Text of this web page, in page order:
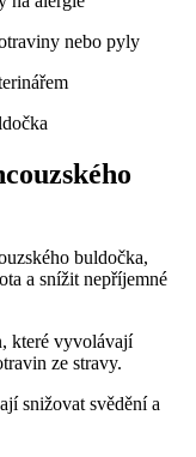
nebo pyly
buldočka,
a snížit nepříjemné
které vyvolávají
ze stravy.
snižovat svědění a